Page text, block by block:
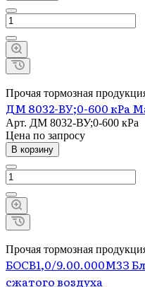
Прочая тормозная
ДМ 8032-ВУ;0-600 кРа
Арт. ДМ 8032-ВУ;0-600 кРа
Цена по запросу
В корзину
Прочая тормозная
БОСВ1,0/9.00.000М3З
сжатого воздуха